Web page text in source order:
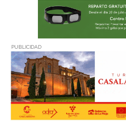
PUBLICIDAD